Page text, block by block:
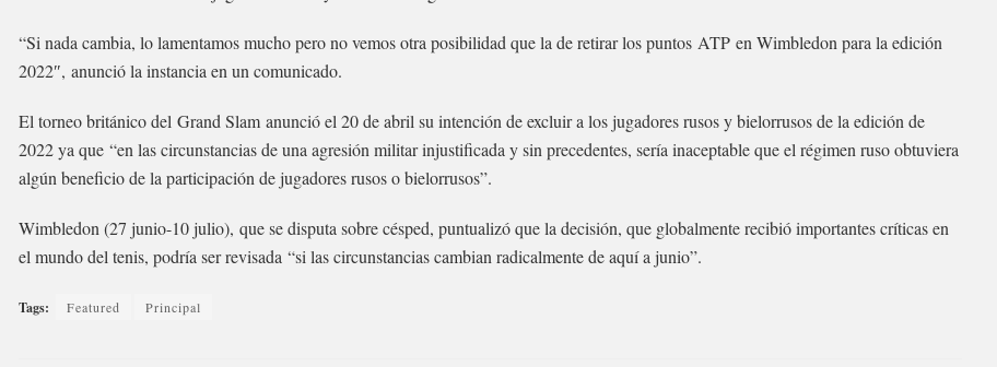
“Si nada cambia, lo lamentamos mucho pero no vemos otra posibilidad que la de retirar los puntos ATP en Wimbledon para la edición
2022″, anunció la instancia en un comunicado.
El torneo británico del Grand Slam anunció el 20 de abril su intención de excluir a los jugadores rusos y bielorrusos de la edición de
2022 ya que “en las circunstancias de una agresión militar injustificada y sin precedentes, sería inaceptable que el régimen ruso obtuviera
algún beneficio de la participación de jugadores rusos o bielorrusos”.
Wimbledon (27 junio-10 julio), que se disputa sobre césped, puntualizó que la decisión, que globalmente recibió importantes críticas en
el mundo del tenis, podría ser revisada “si las circunstancias cambian radicalmente de aquí a junio”.
Tags: Featured Principal